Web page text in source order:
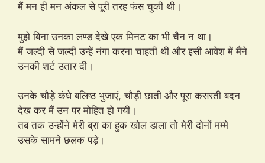
मैं मन ही मन अंकल से पूरी तरह फंस चुकी थी।
मुझे बिना उनका लण्ड देखे एक मिनट का भी चैन न था।
मैं जल्दी से जल्दी उन्हें नंगा करना चाहती थी और इसी आवेश में मैंने
उनकी शर्ट उतार दी।
उनके चौड़े कंधे बलिष्ठ भुजाएं, चौड़ी छाती और पूरा कसरती बदन
देख कर मैं उन पर मोहित हो गयी।
तब तक उन्होंने मेरी ब्रा का हुक खोल डाला तो मेरी दोनों मम्मे
उसके सामने छलक पड़े।